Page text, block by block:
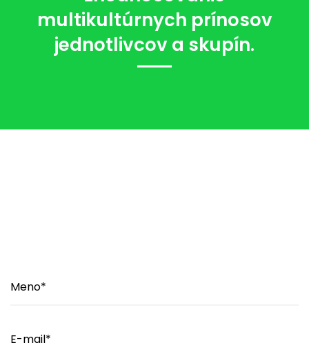
multikultúrnych prínosov
jednotlivcov a skupín.